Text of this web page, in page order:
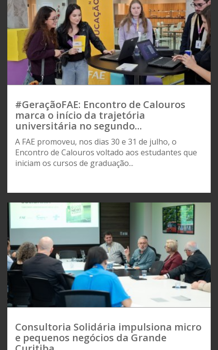
#GeraçãoFAE: Encontro de Calouros
marca o início da trajetória
universitária no segundo...
A FAE promoveu, nos dias 30 e 31 de julho, o
Encontro de Calouros voltado aos estudantes que
iniciam os cursos de graduação...
Consultoria Solidária impulsiona micro
e pequenos negócios da Grande